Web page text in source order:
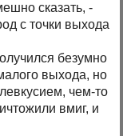
сказать, -
с точки выхода
безумно
выхода, но
чем-то
вмиг, и